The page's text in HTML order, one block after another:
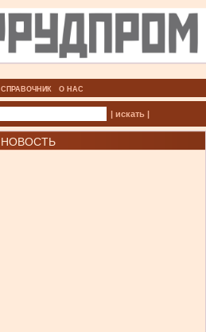
СПРАВОЧНИК О НАС
| искать |
НОВОСТЬ